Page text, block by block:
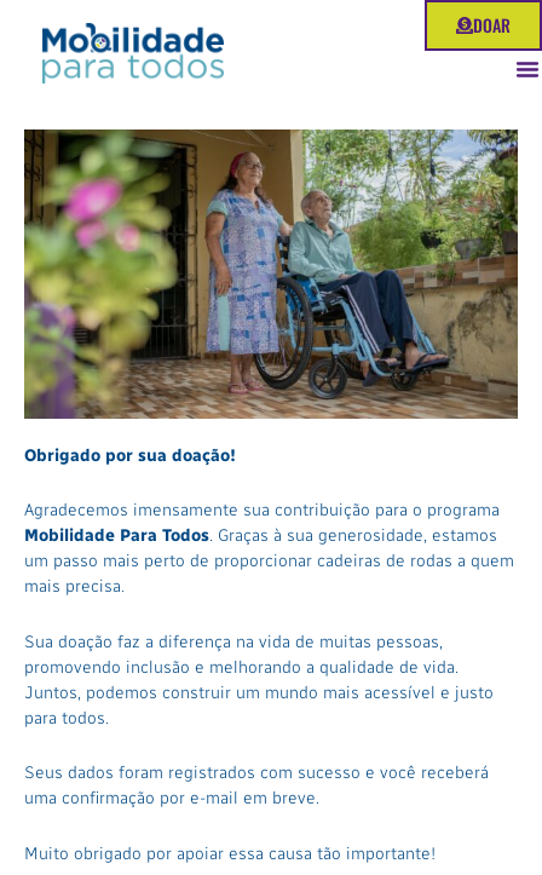
DOAR
Obrigado por sua doação!
Agradecemos imensamente sua contribuição para o programa
Mobilidade Para Todos. Graças à sua generosidade, estamos
um passo mais perto de proporcionar cadeiras de rodas a quem
mais precisa.
Sua doação faz a diferença na vida de muitas pessoas,
promovendo inclusão e melhorando a qualidade de vida.
Juntos, podemos construir um mundo mais acessível e justo
para todos.
Seus dados foram registrados com sucesso e você receberá
uma confirmação por e-mail em breve.
Muito obrigado por apoiar essa causa tão importante!